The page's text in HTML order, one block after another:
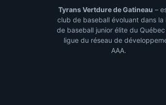
Tyrans Vertdure de Gatineau –
club de baseball évoluant dans la
de baseball junior élite du
ligue du réseau de
AAA.